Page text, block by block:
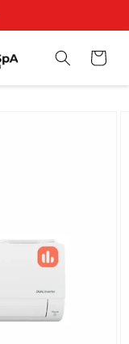
Búsqueda Carrito